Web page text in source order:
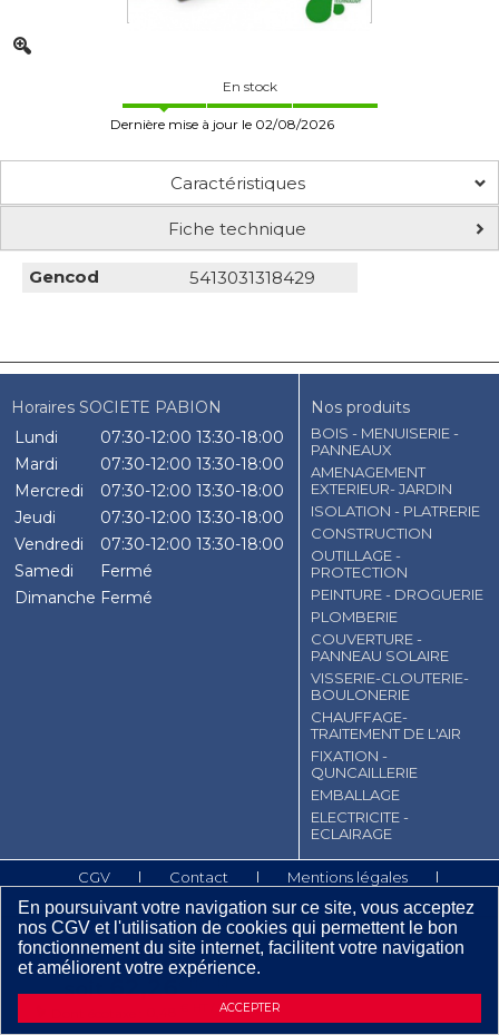
ACCEPTER
En poursuivant votre navigation sur ce site, vous acceptez
nos CGV et l'utilisation de cookies qui permettent le bon
fonctionnement du site internet, facilitent votre navigation
et améliorent votre expérience.
En stock
Dernière mise à jour le 02/08/2026
12,97€TTC / m2
soit62,26
€ HT / RL
DEMANDE D’INFORMATIONS
Caractéristiques
Fiche technique
Gencod 5413031318429
Horaires SOCIETE PABION
Lundi
07:30-12:00 13:30-18:00
Mardi
07:30-12:00 13:30-18:00
Mercredi
07:30-12:00 13:30-18:00
Jeudi
07:30-12:00 13:30-18:00
Vendredi
07:30-12:00 13:30-18:00
Samedi
Fermé
Dimanche Fermé
Nos produits
BOIS - MENUISERIE -
PANNEAUX
AMENAGEMENT
EXTERIEUR- JARDIN
ISOLATION - PLATRERIE
CONSTRUCTION
OUTILLAGE -
PROTECTION
PEINTURE - DROGUERIE
PLOMBERIE
COUVERTURE -
PANNEAU SOLAIRE
VISSERIE-CLOUTERIE-
BOULONERIE
CHAUFFAGE-
TRAITEMENT DE L'AIR
FIXATION -
QUNCAILLERIE
EMBALLAGE
ELECTRICITE -
ECLAIRAGE
CGV Contact
Mentions légales
Plan du site